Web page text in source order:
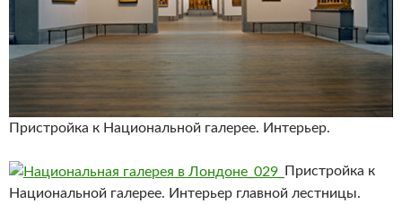
Пристройка к Национальной галерее. Интерьер.
Пристройка к
Национальной галерее. Интерьер главной лестницы.